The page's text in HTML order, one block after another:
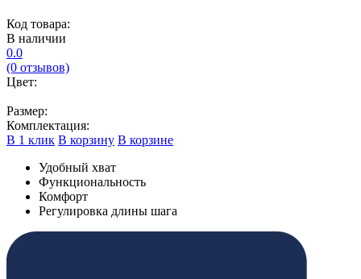
Код товара:
В наличии
0.0
(0 отзывов)
Цвет:
Размер:
Комплектация:
В 1 клик В корзину В корзине
Удобный хват
Функциональность
Комфорт
Регулировка длины шага